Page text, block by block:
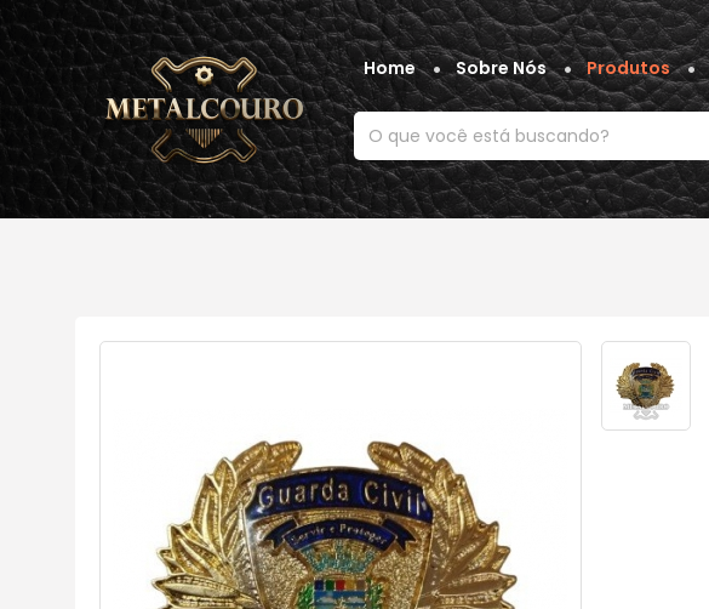
Home Sobre Nós Produtos